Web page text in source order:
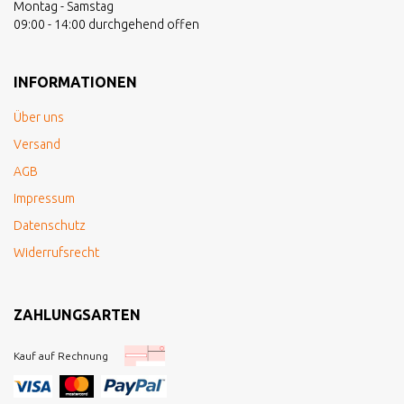
Montag - Samstag
09:00 - 14:00 durchgehend offen
INFORMATIONEN
Über uns
Versand
AGB
Impressum
Datenschutz
Widerrufsrecht
ZAHLUNGSARTEN
Kauf auf Rechnung